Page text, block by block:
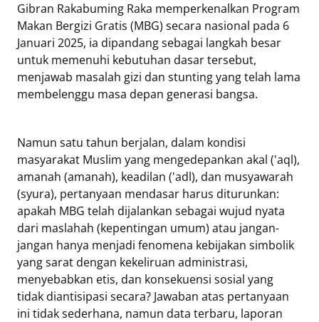
Gibran Rakabuming Raka memperkenalkan Program
Makan Bergizi Gratis (MBG) secara nasional pada 6
Januari 2025, ia dipandang sebagai langkah besar
untuk memenuhi kebutuhan dasar tersebut,
menjawab masalah gizi dan stunting yang telah lama
membelenggu masa depan generasi bangsa.
Namun satu tahun berjalan, dalam kondisi
masyarakat Muslim yang mengedepankan akal ('aql),
amanah (amanah), keadilan ('adl), dan musyawarah
(syura), pertanyaan mendasar harus diturunkan:
apakah MBG telah dijalankan sebagai wujud nyata
dari maslahah (kepentingan umum) atau jangan-
jangan hanya menjadi fenomena kebijakan simbolik
yang sarat dengan kekeliruan administrasi,
menyebabkan etis, dan konsekuensi sosial yang
tidak diantisipasi secara? Jawaban atas pertanyaan
ini tidak sederhana, namun data terbaru, laporan